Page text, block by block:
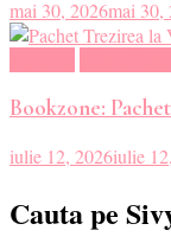
mai 30, 2026mai 30,
Bookzone:
iulie 12, 2026iulie
Cauta pe